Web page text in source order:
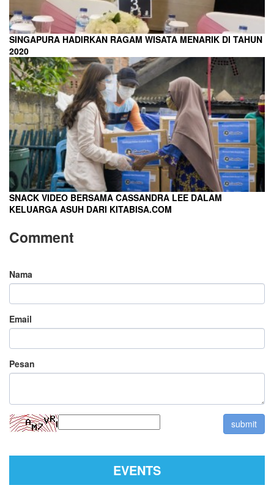
SINGAPURA HADIRKAN RAGAM WISATA MENARIK DI TAHUN
2020
SNACK VIDEO BERSAMA CASSANDRA LEE DALAM
KELUARGA ASUH DARI KITABISA.COM
Comment
Nama
Email
Pesan
EVENTS